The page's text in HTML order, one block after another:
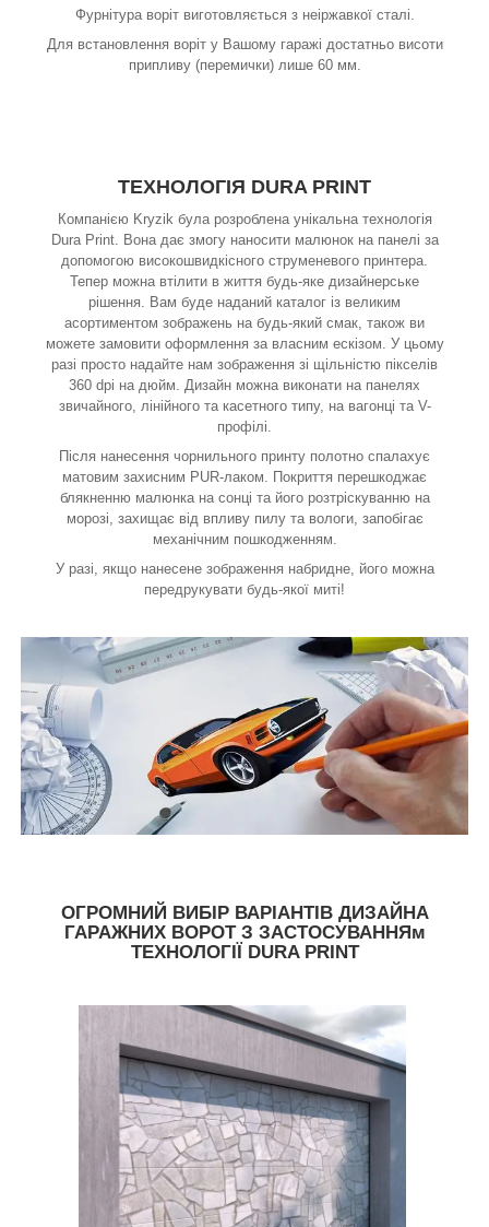
Фурнітура воріт виготовляється з неіржавкої сталі.
Для встановлення воріт у Вашому гаражі достатньо висоти
припливу (перемички) лише 60 мм.
ТЕХНОЛОГІЯ DURA PRINT
Компанією Kryzik була розроблена унікальна технологія
Dura Print. Вона дає змогу наносити малюнок на панелі за
допомогою високошвидкісного струменевого принтера.
Тепер можна втілити в життя будь-яке дизайнерське
рішення. Вам буде наданий каталог із великим
асортиментом зображень на будь-який смак, також ви
можете замовити оформлення за власним ескізом. У цьому
разі просто надайте нам зображення зі щільністю пікселів
360 dpi на дюйм. Дизайн можна виконати на панелях
звичайного, лінійного та касетного типу, на вагонці та V-
профілі.
Після нанесення чорнильного принту полотно спалахує
матовим захисним PUR-лаком. Покриття перешкоджає
блякненню малюнка на сонці та його розтріскуванню на
морозі, захищає від впливу пилу та вологи, запобігає
механічним пошкодженням.
У разі, якщо нанесене зображення набридне, його можна
передрукувати будь-якої миті!
ОГРОМНИЙ ВИБІР ВАРІАНТІВ ДИЗАЙНА
ГАРАЖНИХ ВОРОТ З ЗАСТОСУВАННЯм
ТЕХНОЛОГІЇ DURA PRINT